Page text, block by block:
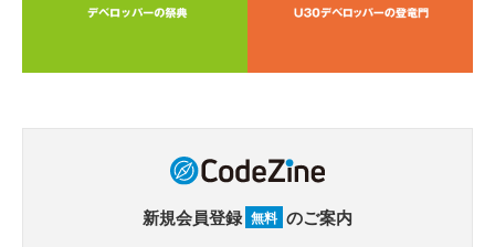
新規会員登録 無料 のご案内